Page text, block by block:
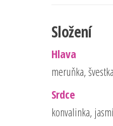
Složení
Hlava
meruňka,
Srdce
konvalinka,